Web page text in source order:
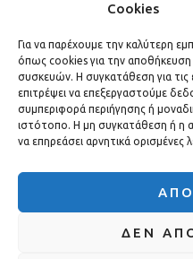
Cookies
Για να παρέχουμε την καλύτερη
όπως cookies για την
συσκευών. Η συγκατάθεση για τις
επιτρέψει να επεξεργαστούμε
συμπεριφορά περιήγησης ή
ιστότοπο. Η μη συγκατάθεση ή η
να επηρεάσει αρνητικά ορισμένες
ΔΕΝ
info@andreou-
+30 210 2475724